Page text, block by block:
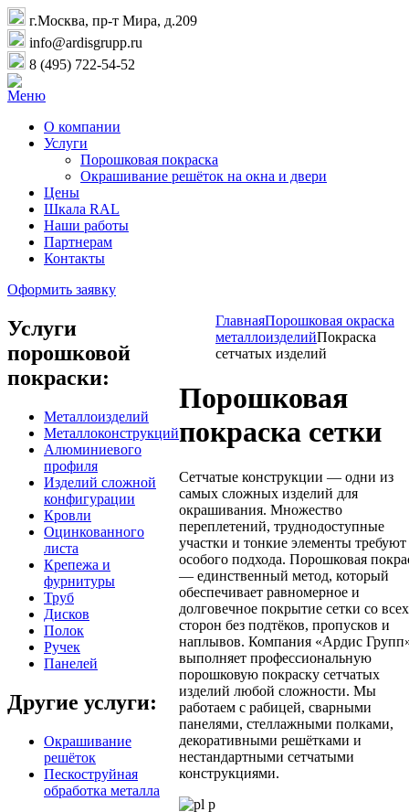
г.Москва, пр-т Мира, д.209
info@ardisgrupp.ru
8 (495) 722-54-52
Меню
О компании
Услуги
Порошковая покраска
Окрашивание решёток на окна и двери
Цены
Шкала RAL
Наши работы
Партнерам
Контакты
Оформить заявку
Услуги
порошковой
покраски:
Металлоизделий
Металлоконструкций
Алюминиевого
профиля
Изделий сложной
конфигурации
Кровли
Оцинкованного
листа
Крепежа и
фурнитуры
Труб
Дисков
Полок
Ручек
Панелей
Другие услуги:
Окрашивание
решёток
Пескоструйная
обработка металла
ГлавнаяПорошковая окраска
металлоизделийПокраска
сетчатых изделий
Порошковая
покраска сетки
Сетчатые конструкции — одни из
самых сложных изделий для
окрашивания. Множество
переплетений, труднодоступные
участки и тонкие элементы требуют
особого подхода. Порошковая
— единственный метод, который
обеспечивает равномерное и
долговечное покрытие сетки со всех
сторон без подтёков, пропусков и
наплывов. Компания «Ардис
выполняет профессиональную
порошковую покраску сетчатых
изделий любой сложности. Мы
работаем с рабицей, сварными
панелями, стеллажными полками,
декоративными решётками и
нестандартными сетчатыми
конструкциями.